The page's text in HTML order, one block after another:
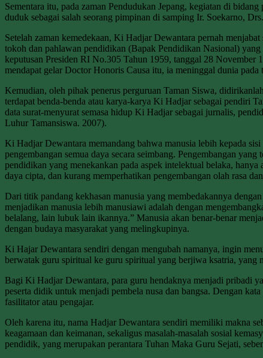
Sementara itu, pada zaman Pendudukan Jepang, kegiatan di
duduk sebagai salah seorang pimpinan di samping Ir. Soekarno,
Setelah zaman kemedekaan, Ki Hadjar Dewantara pernah
tokoh dan pahlawan pendidikan (Bapak Pendidikan Nasional)
keputusan Presiden RI No.305 Tahun 1959, tanggal 28 November
mendapat gelar Doctor Honoris Causa itu, ia meninggal dunia
Kemudian, oleh pihak penerus perguruan Taman Siswa,
terdapat benda-benda atau karya-karya Ki Hadjar sebagai pendiri
data surat-menyurat semasa hidup Ki Hadjar sebagai jurnalis,
Luhur Tamansiswa. 2007).
Ki Hadjar Dewantara memandang bahwa manusia lebih kepada
pengembangan semua daya secara seimbang. Pengembangan
pendidikan yang menekankan pada aspek intelektual belaka,
daya cipta, dan kurang memperhatikan pengembangan olah rasa
Dari titik pandang kekhasan manusia yang membedakannya
menjadikan manusia lebih manusiawi adalah dengan
belalang, lain lubuk lain ikannya.” Manusia akan benar-benar
dengan budaya masyarakat yang melingkupinya.
Ki Hajar Dewantara sendiri dengan mengubah namanya, ingin
berwatak guru spiritual ke guru spiritual yang berjiwa ksatria, yang
Bagi Ki Hadjar Dewantara, para guru hendaknya menjadi pribadi
peserta didik untuk menjadi pembela nusa dan bangsa. Dengan
fasilitator atau pengajar.
Oleh karena itu, nama Hadjar Dewantara sendiri memiliki makna
keagamaan dan keimanan, sekaligus masalah-masalah sosial
pendidik, yang merupakan perantara Tuhan Maka Guru Sejati,